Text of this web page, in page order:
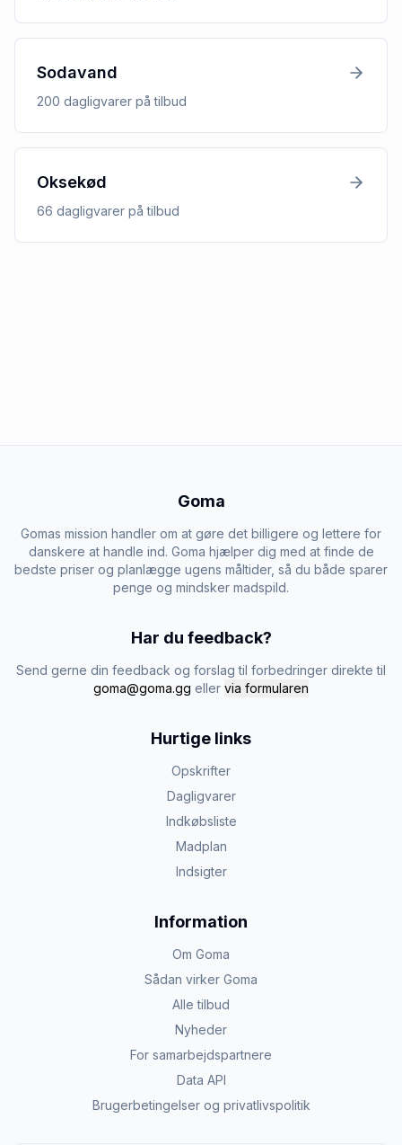
Sodavand
200 dagligvarer på tilbud
Oksekød
66 dagligvarer på tilbud
Goma
Gomas mission handler om at gøre det billigere og lettere for
danskere at handle ind. Goma hjælper dig med at finde de
bedste priser og planlægge ugens måltider, så du både sparer
penge og mindsker madspild.
Har du feedback?
Send gerne din feedback og forslag til forbedringer direkte til
goma@goma.gg eller via formularen
Hurtige links
Opskrifter
Dagligvarer
Indkøbsliste
Madplan
Indsigter
Information
Om Goma
Sådan virker Goma
Alle tilbud
Nyheder
For samarbejdspartnere
Data API
Brugerbetingelser og privatlivspolitik